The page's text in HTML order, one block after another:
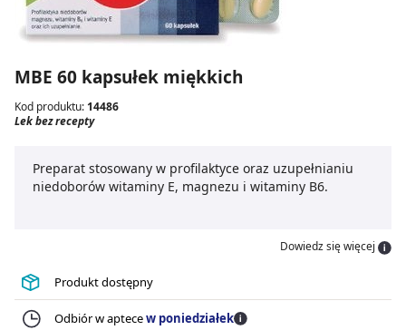
MBE 60 kapsułek miękkich
Kod produktu: 14486
Lek bez recepty
Preparat stosowany w profilaktyce oraz uzupełnianiu
niedoborów witaminy E, magnezu i witaminy B6.
Dowiedz się więcej
Produkt dostępny
Odbiór w aptecew poniedziałek